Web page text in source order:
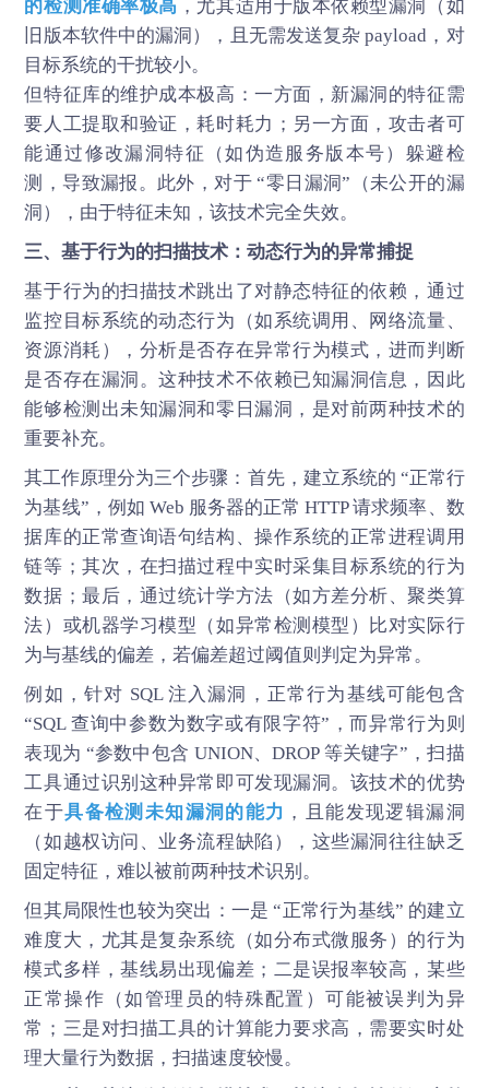
的检测准确率极高 ，尤其适用于版本依赖型漏洞（如
旧版本软件中的漏洞），且无需发送复杂 payload，对
目标系统的干扰较小。
但特征库的维护成本极高：一方面，新漏洞的特征需
要人工提取和验证，耗时耗力；另一方面，攻击者可
能通过修改漏洞特征（如伪造服务版本号）躲避检
测，导致漏报。此外，对于 “零日漏洞”（未公开的漏
洞），由于特征未知，该技术完全失效。
三、基于行为的扫描技术：动态行为的异常捕捉
基于行为的扫描技术跳出了对静态特征的依赖，通过
监控目标系统的动态行为（如系统调用、网络流量、
资源消耗），分析是否存在异常行为模式，进而判断
是否存在漏洞。这种技术不依赖已知漏洞信息，因此
能够检测出未知漏洞和零日漏洞，是对前两种技术的
重要补充。
其工作原理分为三个步骤：首先，建立系统的 “正常行
为基线”，例如 Web 服务器的正常 HTTP 请求频率、数
据库的正常查询语句结构、操作系统的正常进程调用
链等；其次，在扫描过程中实时采集目标系统的行为
数据；最后，通过统计学方法（如方差分析、聚类算
法）或机器学习模型（如异常检测模型）比对实际行
为与基线的偏差，若偏差超过阈值则判定为异常。
例如，针对 SQL 注入漏洞，正常行为基线可能包含
“SQL 查询中参数为数字或有限字符”，而异常行为则
表现为 “参数中包含 UNION、DROP 等关键字”，扫描
工具通过识别这种异常即可发现漏洞。该技术的优势
在于具备检测未知漏洞的能力 ，且能发现逻辑漏洞
（如越权访问、业务流程缺陷），这些漏洞往往缺乏
固定特征，难以被前两种技术识别。
但其局限性也较为突出：一是 “正常行为基线” 的建立
难度大，尤其是复杂系统（如分布式微服务）的行为
模式多样，基线易出现偏差；二是误报率较高，某些
正常操作（如管理员的特殊配置）可能被误判为异
常；三是对扫描工具的计算能力要求高，需要实时处
理大量行为数据，扫描速度较慢。